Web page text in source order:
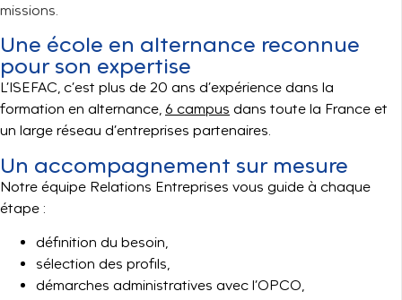
missions.
Une école en alternance reconnue
pour son expertise
L’ISEFAC, c’est plus de 20 ans d’expérience dans la
formation en alternance, 6 campus dans toute la France et
un large réseau d’entreprises partenaires.
Un accompagnement sur mesure
Notre équipe Relations Entreprises vous guide à chaque
étape :
définition du besoin,
sélection des profils,
démarches administratives avec l’OPCO,